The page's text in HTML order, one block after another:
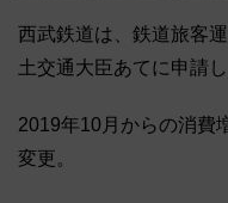
西武鉄道は、鉄道旅客
土交通大臣あてに申請し
2019年10月からの消費
変更。